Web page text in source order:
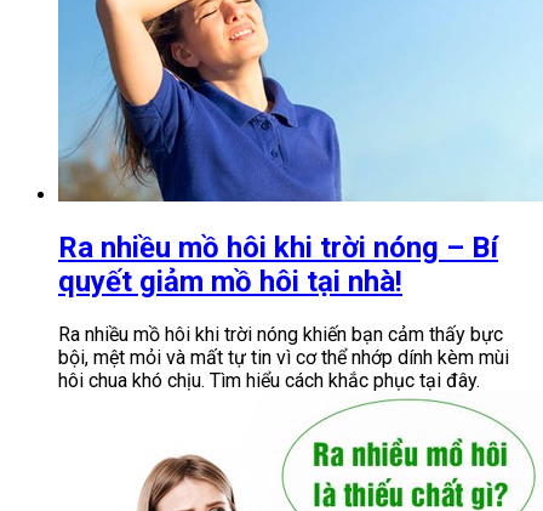
Ra nhiều mồ hôi khi trời nóng – Bí
quyết giảm mồ hôi tại nhà!
Ra nhiều mồ hôi khi trời nóng khiến bạn cảm thấy bực
bội, mệt mỏi và mất tự tin vì cơ thể nhớp dính kèm mùi
hôi chua khó chịu. Tìm hiểu cách khắc phục tại đây.